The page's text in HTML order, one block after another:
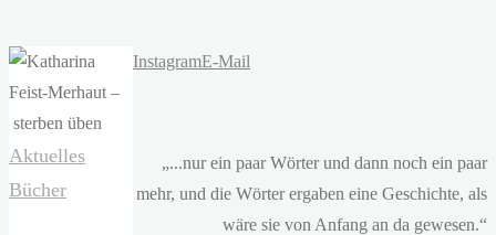
Aktuelles
Bücher
InstagramE-Mail
„...nur ein paar Wörter und dann noch ein paar
mehr, und die Wörter ergaben eine Geschichte, als
wäre sie von Anfang an da gewesen.“